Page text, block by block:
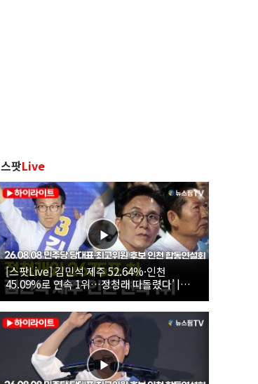
스팟Live
[스팟Live] 김민석 제주 52.64%·인천
45.09%로 연속 1위…정청래 따돌렸다’ |
26.08.08 더불어민주당 당대표·최고위원 후
보 인천 합동연설회